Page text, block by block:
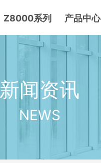
Z8000系列 产品中心
新闻资讯
NEWS